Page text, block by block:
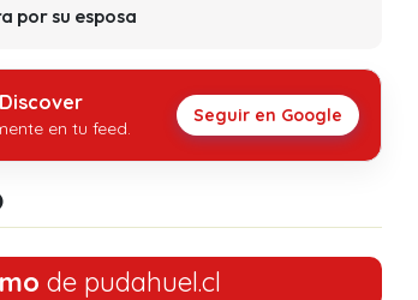
por su esposa
en tu feed.
Seguir en Google
de pudahuel.cl